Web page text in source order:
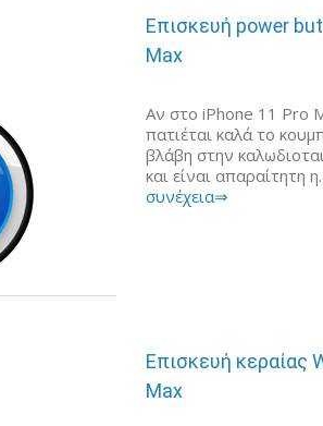
Επισκευή power
Max
Αν στο iPhone 11 Pro
πατιέται καλά το
βλάβη στην
και είναι απαραίτητη
συνέχεια⇒
Επισκευή κεραίας
Max